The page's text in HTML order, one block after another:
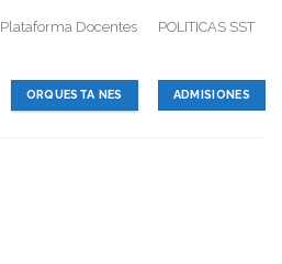
Plataforma Docentes POLITICAS SST
ORQUESTA NES ADMISIONES